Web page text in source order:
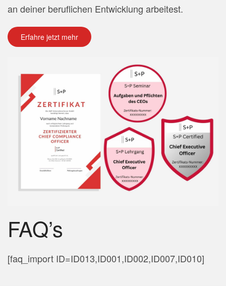
an deiner beruflichen Entwicklung arbeitest.
Erfahre jetzt mehr
FAQ’s
[faq_import ID=ID013,ID001,ID002,ID007,ID010]